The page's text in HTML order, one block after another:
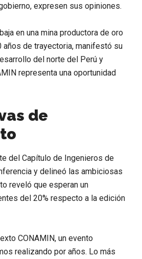
expresen sus opiniones.
en una mina productora de oro
años de trayectoria, manifestó su
del norte del Perú y
representa una oportunidad
de
del Capítulo de Ingenieros de
y delineó las ambiciosas
reveló que esperan un
del 20% respecto a la edición
CONAMIN, un evento
realizando por años. Lo más